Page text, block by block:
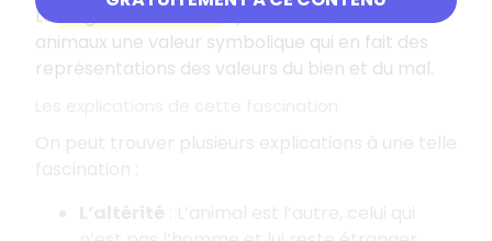
La
, quant à elle, attribue aux
animaux une valeur symbolique qui en fait des
représentations des valeurs du bien et du mal.